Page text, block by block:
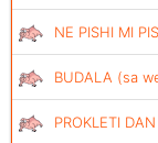
NE PISHI MI
BUDALA (sa
PROKLETI DAN